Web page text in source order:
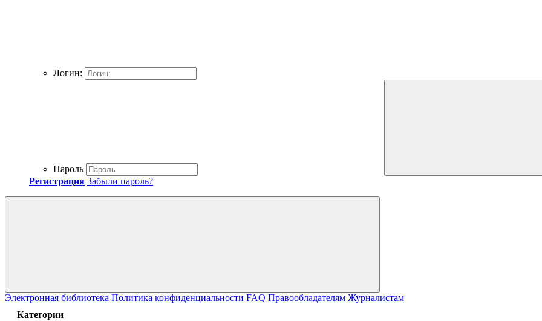
Логин:
Пароль
Регистрация Забыли пароль?
Электронная библиотека Политика конфиденциальности FAQ Правообладателям Журналистам
Категории